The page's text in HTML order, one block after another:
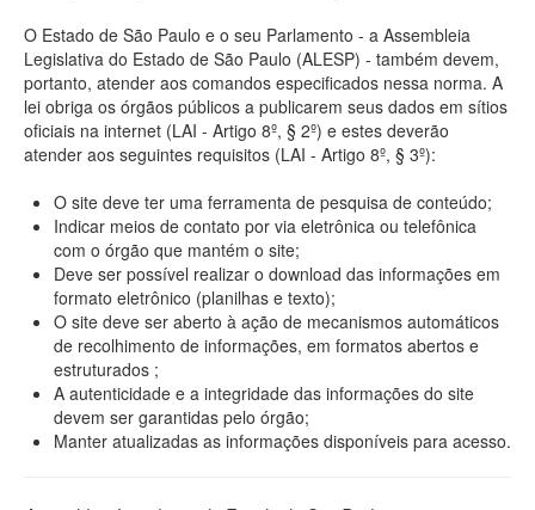
O Estado de São Paulo e o seu Parlamento - a Assembleia
Legislativa do Estado de São Paulo (ALESP) - também devem,
portanto, atender aos comandos especificados nessa norma. A
lei obriga os órgãos públicos a publicarem seus dados em sítios
oficiais na internet (LAI - Artigo 8º, § 2º) e estes deverão
atender aos seguintes requisitos (LAI - Artigo 8º, § 3º):
O site deve ter uma ferramenta de pesquisa de conteúdo;
Indicar meios de contato por via eletrônica ou telefônica
com o órgão que mantém o site;
Deve ser possível realizar o download das informações em
formato eletrônico (planilhas e texto);
O site deve ser aberto à ação de mecanismos automáticos
de recolhimento de informações, em formatos abertos e
estruturados ;
A autenticidade e a integridade das informações do site
devem ser garantidas pelo órgão;
Manter atualizadas as informações disponíveis para acesso.